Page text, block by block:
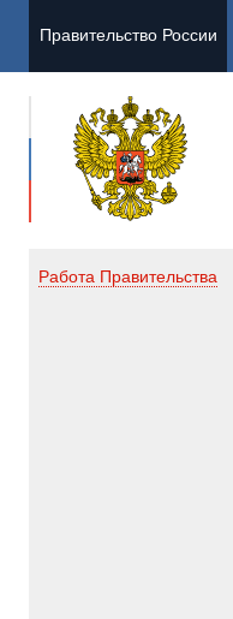
Правительство России
Работа Правительства